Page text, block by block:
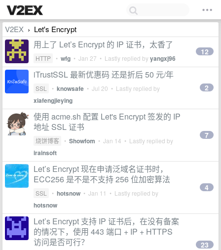
V2EX › Let's Encrypt
用上了 Let’s Encrypt 的 IP 证书，太香了
HTTP • wfg • Jan 27 • Lastly replied byyangxj96
12
iTrustSSL 最新优惠码 还是折后 50 元/年
SSL • knowsafe • Jul 20 • Lastly replied by
xiafengjieying
2
使用 acme.sh 配置 Let's Encrypt 签发的 IP
地址 SSL 证书
烧饼博客 • Showfom • Jan 14 • Lastly replied by
irainsoft
7
Let’s Encrypt 现在申请泛域名证书时，
ECC256 是不是不支持 256 位加密算法
SSL • hotsnow • Jan 11 • Lastly replied by
hotsnow
4
Let’s Encrypt 支持 IP 证书后，在没有备案
的情况下，使用 443 端口 + IP + HTTPS
访问是否可行？
23